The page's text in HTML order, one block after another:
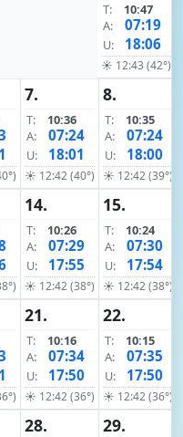
T:
10:47
A:
07:19
U: 18:06
☀ 12:43 (42°)
7.
T:
10:36
A:
07:24
U: 18:01
☀ 12:42 (40°)
8.
T:
10:35
A:
07:24
U: 18:00
☀ 12:42 (39°)
14.
T:
10:26
A:
07:29
U: 17:55
☀ 12:42 (38°)
15.
T:
10:24
A:
07:30
U: 17:54
☀ 12:42 (38°)
21.
T:
10:16
A:
07:34
U: 17:50
☀ 12:42 (36°)
22.
T:
10:15
A:
07:35
U: 17:50
☀ 12:42 (36°)
28. 29.